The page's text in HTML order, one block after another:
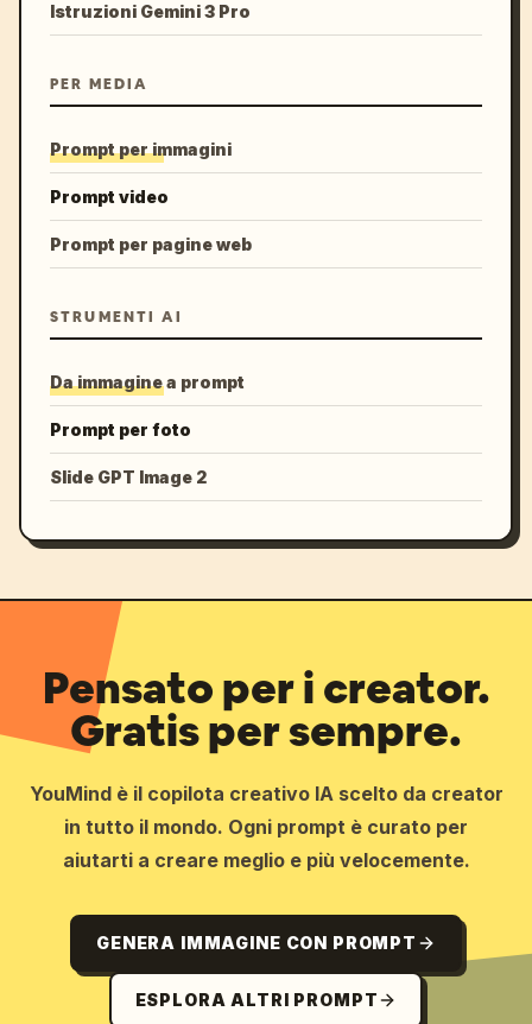
Istruzioni Gemini 3 Pro
PER MEDIA
Prompt per immagini
Prompt video
Prompt per pagine web
STRUMENTI AI
Da immagine a prompt
Prompt per foto
Slide GPT Image 2
Pensato per i creator.
Gratis per sempre.
YouMind è il copilota creativo IA scelto da creator
in tutto il mondo. Ogni prompt è curato per
aiutarti a creare meglio e più velocemente.
GENERA IMMAGINE CON PROMPT
ESPLORA ALTRI PROMPT